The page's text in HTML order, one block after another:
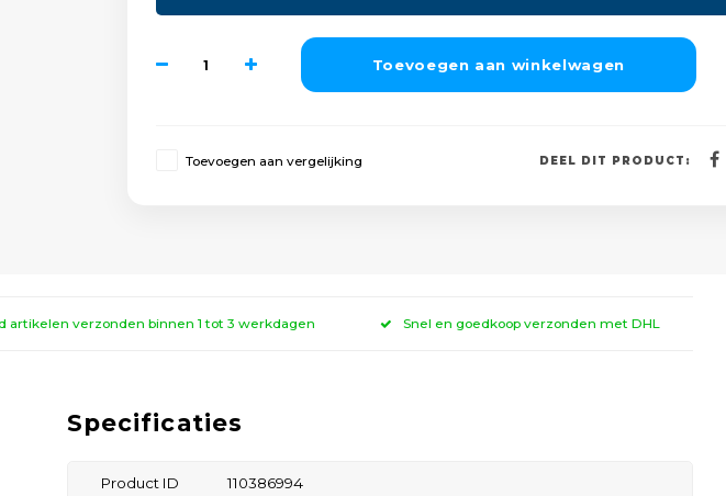
Toevoegen aan winkelwagen
Toevoegen aan vergelijking DEEL DIT PRODUCT:
artikelen verzonden binnen 1 tot 3 werkdagen Snel en goedkoop verzonden met DHL
Specificaties
Product ID 110386994